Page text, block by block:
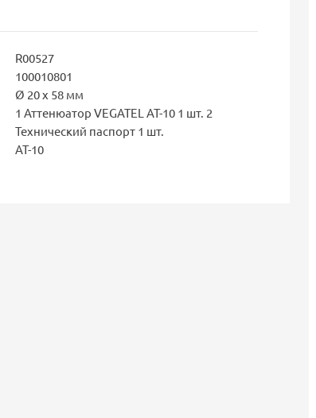
R00527
100010801
Ø 20 х 58 мм
1 Аттенюатор VEGATEL AT-10 1 шт. 2
Технический паспорт 1 шт.
AT-10